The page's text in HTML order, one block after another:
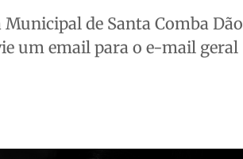
de Santa Comba Dão
um email para o e-mail geral